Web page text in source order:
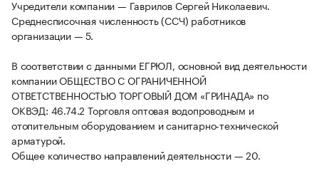
Учредители компании — Гаврилов Сергей Николаевич.
Среднесписочная численность (ССЧ) работников
организации — 5.
В соответствии с данными ЕГРЮЛ, основной вид деятельности
компании ОБЩЕСТВО С ОГРАНИЧЕННОЙ
ОТВЕТСТВЕННОСТЬЮ ТОРГОВЫЙ ДОМ «ГРИНАДА» по
ОКВЭД: 46.74.2 Торговля оптовая водопроводным и
отопительным оборудованием и санитарно-технической
арматурой.
Общее количество направлений деятельности — 20.